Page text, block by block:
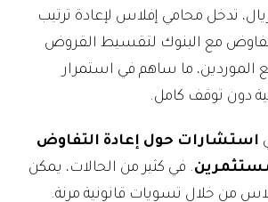
مليون ريال، تدخل محامي إفلاس لإعادة ترتيب
مع البنوك لتقسيط القروض
الموردين، ما ساهم في استمرار
دون توقف كامل.
استشارات حول إعادة التفاوض
. في كثير من الحالات، يمكن
من خلال تسويات قانونية مرنة.